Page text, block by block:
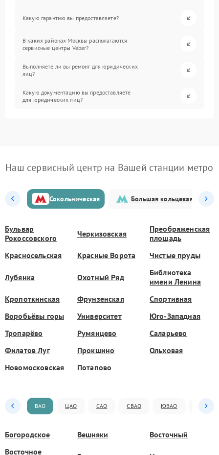
Какую гарантию вы предоставляете?
В каких районах Москвы располагаются
сервисные центры Veber?
Выполняете ли вы ремонт для юридических
лиц?
Какую документацию вы предоставляете
для юридических лиц?
Наш сервисный центр на Вашей станции метро
Сокольническая Большая кольцевая
Бульвар
Рокоссовского
Черкизовская
Преображенская
площадь
Красносельская
Красные Ворота Чистые пруды
Лубянка Охотный Ряд
Библиотека
имени Ленина
Кропоткинская
Фрунзенская
Спортивная
Воробьёвы горы
Университет
Юго-Западная
Тропарёво
Румянцево
Саларьево
Филатов Луг
Прокшино
Ольховая
Новомосковская
Потапово
ВАО ЦАО САО СВАО ЮВАО ЮАО
Богородское Вешняки
Восточный
Восточное